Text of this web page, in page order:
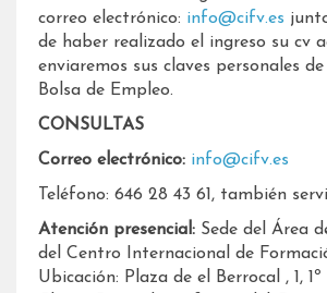
correo electrónico: info@cifv.es
de haber realizado el ingreso su cv
enviaremos sus claves personales
Bolsa de Empleo.
CONSULTAS
Correo electrónico: info@cifv.es
Teléfono: 646 28 43 61, también
Atención presencial: Sede del Área
del Centro Internacional de
Ubicación: Plaza de el Berrocal , 1,